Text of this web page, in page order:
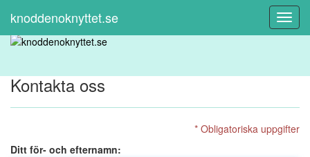
knoddenoknyttet.se
Kontakta oss
* Obligatoriska uppgifter
Ditt för- och efternamn: